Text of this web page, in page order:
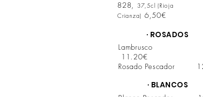
828, 37,5cl (Rioja
Crianza) 6,50€
· ROSADOS
Lambrusco
11.20€
Rosado Pescador
· BLANCOS